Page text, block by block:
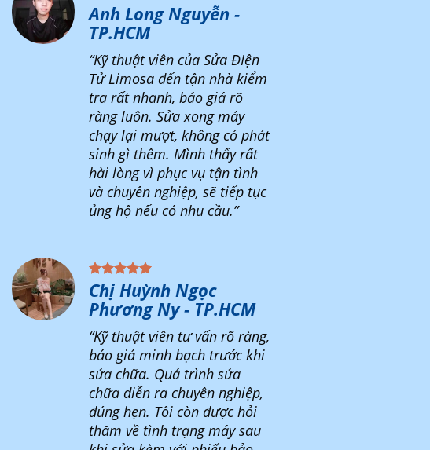
Anh Long Nguyễn -
TP.HCM
“Kỹ thuật viên của Sửa ĐIện
Tử Limosa đến tận nhà kiểm
tra rất nhanh, báo giá rõ
ràng luôn. Sửa xong máy
chạy lại mượt, không có phát
sinh gì thêm. Mình thấy rất
hài lòng vì phục vụ tận tình
và chuyên nghiệp, sẽ tiếp tục
ủng hộ nếu có nhu cầu.”
Chị Huỳnh Ngọc
Phương Ny - TP.HCM
“Kỹ thuật viên tư vấn rõ ràng,
báo giá minh bạch trước khi
sửa chữa. Quá trình sửa
chữa diễn ra chuyên nghiệp,
đúng hẹn. Tôi còn được hỏi
thăm về tình trạng máy sau